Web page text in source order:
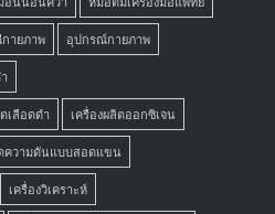
ายภาพ อุปกรณ์กายภาพ
เลือดดำ เครื่องผลิตออกซิเจน
ดความดันแบบสอดแขน
เครื่องวิเคราะห์